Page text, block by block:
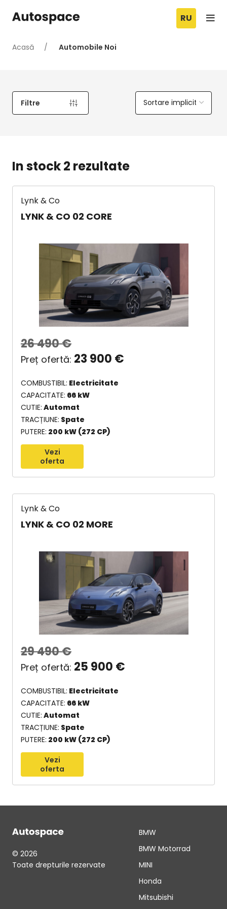
RU
Acasă Automobile Noi
Filtre
In stock 2 rezultate
Lynk & Co
LYNK & CO 02 CORE
26 490€
23 900 €
COMBUSTIBIL Electricitate
CAPACITATE 66 kW
CUTIE Automat
TRACȚIUNE Spate
PUTERE 200 kW (272 CP)
Vezi
oferta
Lynk & Co
LYNK & CO 02 MORE
29 490€
25 900 €
COMBUSTIBIL Electricitate
CAPACITATE 66 kW
CUTIE Automat
TRACȚIUNE Spate
PUTERE 200 kW (272 CP)
Vezi
oferta
© 2026
Toate drepturile rezervate
BMW
BMW Motorrad
MINI
Honda
Mitsubishi